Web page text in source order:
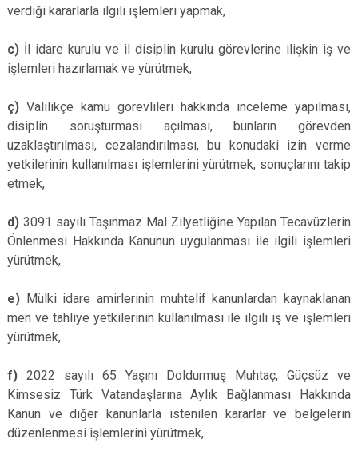
verdiği kararlarla ilgili işlemleri yapmak,
c) İl idare kurulu ve il disiplin kurulu görevlerine ilişkin iş ve
işlemleri hazırlamak ve yürütmek,
ç) Valilikçe kamu görevlileri hakkında inceleme yapılması,
disiplin soruşturması açılması, bunların görevden
uzaklaştırılması, cezalandırılması, bu konudaki izin verme
yetkilerinin kullanılması işlemlerini yürütmek, sonuçlarını takip
etmek,
d) 3091 sayılı Taşınmaz Mal Zilyetliğine Yapılan Tecavüzlerin
Önlenmesi Hakkında Kanunun uygulanması ile ilgili işlemleri
yürütmek,
e) Mülki idare amirlerinin muhtelif kanunlardan kaynaklanan
men ve tahliye yetkilerinin kullanılması ile ilgili iş ve işlemleri
yürütmek,
f) 2022 sayılı 65 Yaşını Doldurmuş Muhtaç, Güçsüz ve
Kimsesiz Türk Vatandaşlarına Aylık Bağlanması Hakkında
Kanun ve diğer kanunlarla istenilen kararlar ve belgelerin
düzenlenmesi işlemlerini yürütmek,